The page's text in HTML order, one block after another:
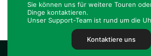
Sie können uns für weitere Touren
Dinge kontaktieren.
Unser Support-Team ist rund um die
Kontaktiere uns